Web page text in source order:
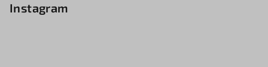
Instagram